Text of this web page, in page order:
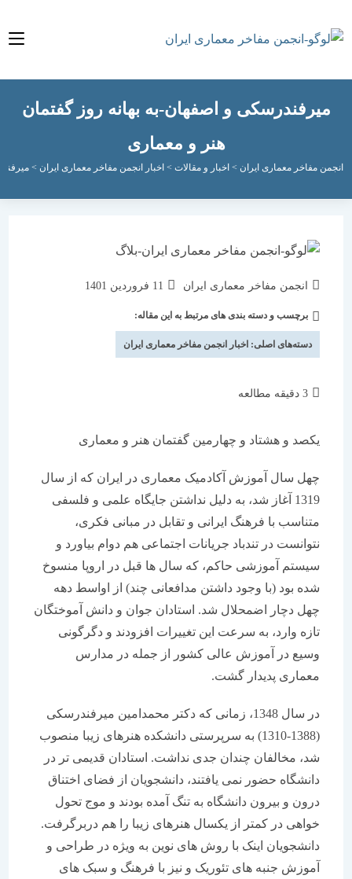
و اصفهان-به بهانه روز گفتمان
هنر و معماری
مفاخر معماری ایران > اخبار و مقالات>اخبار انجمن مفاخر معماری ایران > میرفندرسکی و
انجمن مفاخر معماری ایران
نوشته
شده
است:
11 فروردین 1401
برچسب و دسته بندی های مرتبط به این مقاله:
دسته‌های اصلی:اخبار انجمن مفاخر معماری ایران
یکصد و هشتاد و چهارمین گفتمان هنر و معماری
چهل سال آموزش آکادمیک معماری در ایران که از سال
1319 آغاز شد، به دلیل نداشتن جایگاه علمی و فلسفی
متناسب با فرهنگ ایرانی و تقابل در مبانی فکری،
نتوانست در تندباد جریانات اجتماعی هم دوام بیاورد و
سیستم آموزشی حاکم، که سال ها قبل در اروپا منسوخ
شده بود (با وجود داشتن مدافعانی چند) از اواسط دهه
چهل دچار اضمحلال شد. استادان جوان و دانش آموختگان
تازه وارد، به سرعت این تغییرات افزودند و دگرگونی
وسیع در آموزش عالی کشور از جمله در مدارس
معماری پدیدار گشت.
در سال 1348، زمانی که دکتر محمدامین میرفندرسکی
(1388-1310) به سرپرستی دانشکده هنرهای زیبا منصوب
شد، مخالفان چندان جدی نداشت. استادان قدیمی تر در
دانشگاه حضور نمی یافتند، دانشجویان از فضای اختناق
درون و بیرون دانشگاه به تنگ آمده بودند و موج تحول
خواهی در کمتر از یکسال هنرهای زیبا را هم دربرگرفت.
دانشجویان اینک با روش های نوین به ویژه در طراحی و
آموزش جنبه های تئوریک و نیز با فرهنگ و سبک های